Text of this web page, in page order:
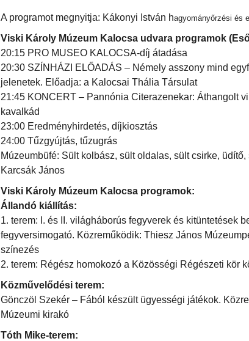
A programot megnyitja: Kákonyi István hagyományőrzési és
Viski Károly Múzeum Kalocsa udvara programok
20:15 PRO MUSEO KALOCSA-díj átadása
20:30 SZÍNHÁZI ELŐADÁS – Némely asszony mind
jelenetek. Előadja: a Kalocsai Thália Társulat
21:45 KONCERT – Pannónia Citerazenekar: Áthangolt
kavalkád
23:00 Eredményhirdetés, díjkiosztás
24:00 Tűzgyújtás, tűzugrás
Múzeumbüfé: Sült kolbász, sült oldalas, sült csirke,
Karcsák János
Viski Károly Múzeum Kalocsa programok:
Állandó kiállítás:
1. terem: I. és II. világháborús fegyverek és kitüntetések
fegyversimogató. Közreműködik: Thiesz János
színezés
2. terem: Régész homokozó a Közösségi Régészeti kör
Közművelődési terem:
Gönczöl Szekér – Fából készült ügyességi játékok.
Múzeumi kirakó
Tóth Mike-terem: